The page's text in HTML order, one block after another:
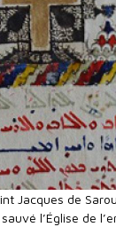
Jacques de
l’Église de